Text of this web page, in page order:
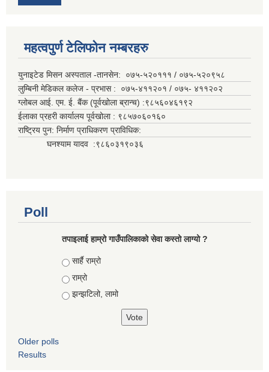
महत्वपुर्ण टेलिफोन नम्बरहरु
युनाइटेड मिसन अस्पताल -तानसेन: ०७५-५२०१११ / ०७५-५२०९५८
लुम्बिनी मेडिकल कलेज - प्रभास : ०७५-४११२०१ / ०७५- ४११२०२
ग्लोबल आई. एम. ई. बैंक (पूर्वखोला ब्रान्च) :९८५६०४६१९२
ईलाका प्रहरी कार्यालय पूर्वखोला : ९८५७०६०१६०
राष्ट्रिय पुन: निर्माण प्राधिकरण प्राविधिक:
घनश्याम यादव :९८६०३१९०३६
Poll
तपाइलाई हाम्रो गाउँपालिकाको सेवा कस्तो लाग्यो ?
Choices
सार्है राम्रो
राम्रो
झन्झटिलो, लामो
Older polls
Results